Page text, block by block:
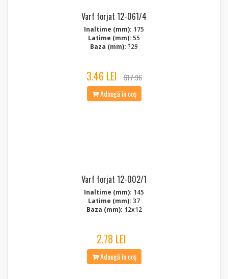
Varf forjat 12-061/4
Inaltime (mm): 175
Latime (mm): 55
Baza (mm): ?29
3.46 LEI
$17.96
Adaugă în coș
Varf forjat 12-002/1
Inaltime (mm): 145
Latime (mm): 37
Baza (mm): 12x12
2.78 LEI
Adaugă în coș